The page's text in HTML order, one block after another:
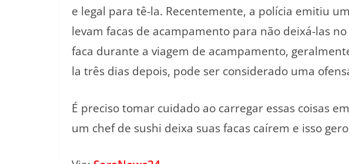
e legal para tê-la. Recentemente, a polícia emitiu
levam facas de acampamento para não deixá-las
faca durante a viagem de acampamento,
la três dias depois, pode ser considerado uma
É preciso tomar cuidado ao carregar essas coisas
um chef de sushi deixa suas facas caírem e isso